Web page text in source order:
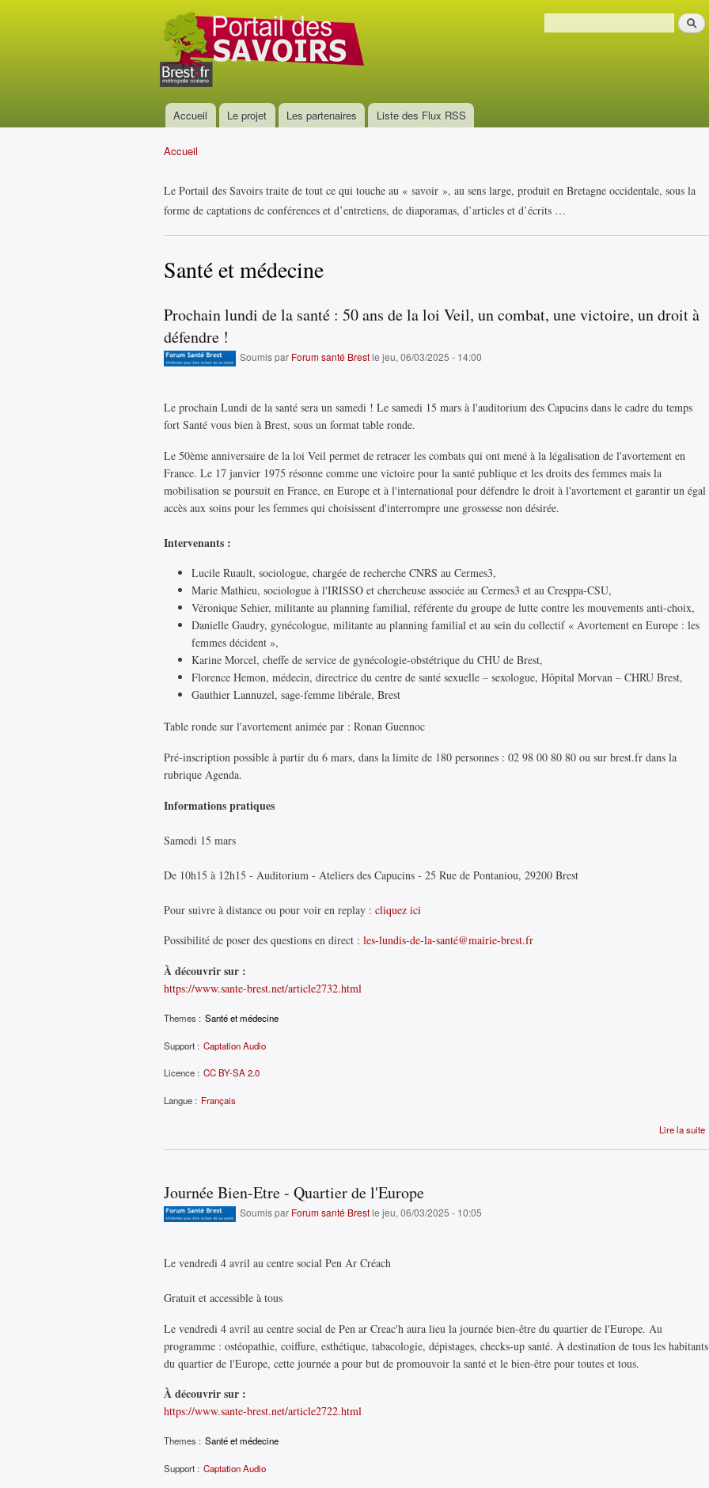
Portail
des
savoirs
Formulaire de recherche
Menu principal
Accueil Le projet Les partenaires Liste des Flux RSS
Accueil
Le Portail des Savoirs traite de tout ce qui touche au « savoir », au sens large, produit en Bretagne occidentale, sous la
forme de captations de conférences et d’entretiens, de diaporamas, d’articles et d’écrits …
Santé et médecine
Prochain lundi de la santé : 50 ans de la loi Veil, un combat, une victoire, un droit à
défendre !
Soumis par Forum santé Brestle jeu, 06/03/2025 - 14:00
Le prochain Lundi de la santé sera un samedi ! Le samedi 15 mars à l'auditorium des Capucins dans le cadre du temps
fort Santé vous bien à Brest, sous un format table ronde.
Le 50ème anniversaire de la loi Veil permet de retracer les combats qui ont mené à la légalisation de l'avortement en
France. Le 17 janvier 1975 résonne comme une victoire pour la santé publique et les droits des femmes mais la
mobilisation se poursuit en France, en Europe et à l'international pour défendre le droit à l'avortement et garantir un égal
accès aux soins pour les femmes qui choisissent d'interrompre une grossesse non désirée.
Intervenants :
Lucile Ruault, sociologue, chargée de recherche CNRS au Cermes3,
Marie Mathieu, sociologue à l'IRISSO et chercheuse associée au Cermes3 et au Cresppa-CSU,
Véronique Sehier, militante au planning familial, référente du groupe de lutte contre les mouvements anti-choix,
Danielle Gaudry, gynécologue, militante au planning familial et au sein du collectif « Avortement en Europe : les
femmes décident »,
Karine Morcel, cheffe de service de gynécologie-obstétrique du CHU de Brest,
Florence Hemon, médecin, directrice du centre de santé sexuelle – sexologue, Hôpital Morvan – CHRU Brest,
Gauthier Lannuzel, sage-femme libérale, Brest
Table ronde sur l'avortement animée par : Ronan Guennoc
Pré-inscription possible à partir du 6 mars, dans la limite de 180 personnes : 02 98 00 80 80 ou sur brest.fr dans la
rubrique Agenda.
Informations pratiques
Samedi 15 mars
De 10h15 à 12h15 - Auditorium - Ateliers des Capucins - 25 Rue de Pontaniou, 29200 Brest
Pour suivre à distance ou pour voir en replay : cliquez ici
Possibilité de poser des questions en direct : les-lundis-de-la-santé@mairie-brest.fr
À découvrir sur :
https://www.sante-brest.net/article2732.html
Themes : Santé et médecine
Support : Captation Audio
Licence : CC BY-SA 2.0
Langue : Français
Lire la suite
Journée Bien-Etre - Quartier de l'Europe
Soumis par Forum santé Brestle jeu, 06/03/2025 - 10:05
Le vendredi 4 avril au centre social Pen Ar Créach
Gratuit et accessible à tous
Le vendredi 4 avril au centre social de Pen ar Creac'h aura lieu la journée bien-être du quartier de l'Europe. Au
programme : ostéopathie, coiffure, esthétique, tabacologie, dépistages, checks-up santé. À destination de tous les habitants
du quartier de l'Europe, cette journée a pour but de promouvoir la santé et le bien-être pour toutes et tous.
À découvrir sur :
https://www.sante-brest.net/article2722.html
Themes : Santé et médecine
Support : Captation Audio